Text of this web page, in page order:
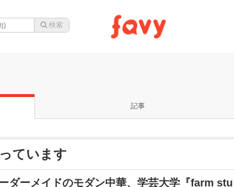
記事
ています
ダーメイドのモダン中華、学芸大学『farm stu